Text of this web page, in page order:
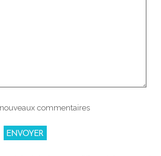
commentaires